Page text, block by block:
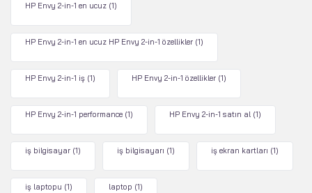
HP Envy 2-in-1 en ucuz (1)
HP Envy 2-in-1 en ucuz HP Envy 2-in-1 özellikler (1)
HP Envy 2-in-1 iş (1) HP Envy 2-in-1 özellikler (1)
HP Envy 2-in-1 performance (1) HP Envy 2-in-1 satın al (1)
iş bilgisayar (1) iş bilgisayarı (1) iş ekran kartları (1)
iş laptopu (1) laptop (1)